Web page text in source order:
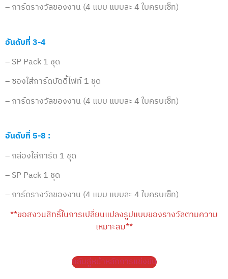
– การ์ดรางวัลของงาน (4 แบบ แบบละ 4 ใบครบเซ็ท)
อันดับที่ 3-4
– SP Pack 1 ชุด
– ซองใส่การ์ดบัดดี้ไฟท์ 1 ชุด
– การ์ดรางวัลของงาน (4 แบบ แบบละ 4 ใบครบเซ็ท)
อันดับที่ 5-8 :
– กล่องใส่การ์ด 1 ชุด
– SP Pack 1 ชุด
– การ์ดรางวัลของงาน (4 แบบ แบบละ 4 ใบครบเซ็ท)
**ขอสงวนสิทธิ์ในการเปลี่ยนแปลงรูปแบบของรางวัลตามความ
เหมาะสม**
กลับสู่หน้าหลักการแข่งขัน